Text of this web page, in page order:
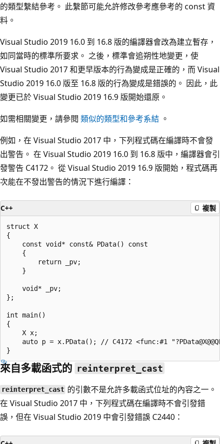
的類型繫結參考。 此繫節可能允許修改參考應參考的 const 資
料。
Visual Studio 2019 16.0 到 16.8 版的編譯器會改為建立暫存，
如同當時的標準所要求。 之後，標準會追朔性地變更，使
Visual Studio 2017 和更早版本的行為變成是正確的，而 Visual
Studio 2019 16.0 版至 16.8 版的行為變成是錯誤的。 因此，此
變更已於 Visual Studio 2019 16.9 版開始還原。
如需相關變更，請參閱 類似的類型和參考系結 。
例如，在 Visual Studio 2017 中，下列程式碼在編譯時不會發
出警告。 在 Visual Studio 2019 16.0 到 16.8 版中，編譯器會引
發警告 C4172。 從 Visual Studio 2019 16.9 版開始，程式碼再
次能在不發出警告的情況下進行編譯：
C++ 複製
struct X
{
    const void* const& PData() const
    {
        return _pv;
    }
    void* _pv;
};
int main()
{
    X x;
auto p = x.PData(); // C4172 <func:#1
來自多載函式的 reinterpret_cast
reinterpret_cast 的引數不是允許多載函式位址的內容之一。
在 Visual Studio 2017 中，下列程式碼在編譯時不會引發錯
誤，但在 Visual Studio 2019 中會引發錯誤 C2440：